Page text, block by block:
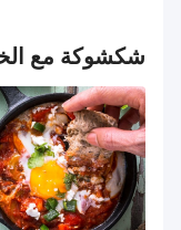
شكشوكة مع